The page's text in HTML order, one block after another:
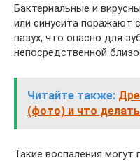
Бактериальные и
или синусита поражают
пазух, что опасно для
непосредственной
Читайте также:
(фото) и что
Такие воспаления